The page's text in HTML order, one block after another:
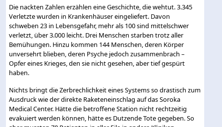
Die nackten Zahlen erzählen eine Geschichte, die wehtut. 3.345
Verletzte wurden in Krankenhäuser eingeliefert. Davon
schweben 23 in Lebensgefahr, mehr als 100 sind mittelschwer
verletzt, über 3.000 leicht. Drei Menschen starben trotz aller
Bemühungen. Hinzu kommen 144 Menschen, deren Körper
unversehrt blieben, deren Psyche jedoch zusammenbrach –
Opfer eines Krieges, den sie nicht gesehen, aber tief gespürt
haben.
Nichts bringt die Zerbrechlichkeit eines Systems so drastisch zum
Ausdruck wie der direkte Raketeneinschlag auf das Soroka
Medical Center. Hätte die betroffene Station nicht rechtzeitig
evakuiert werden können, hätte es Dutzende Tote gegeben. So